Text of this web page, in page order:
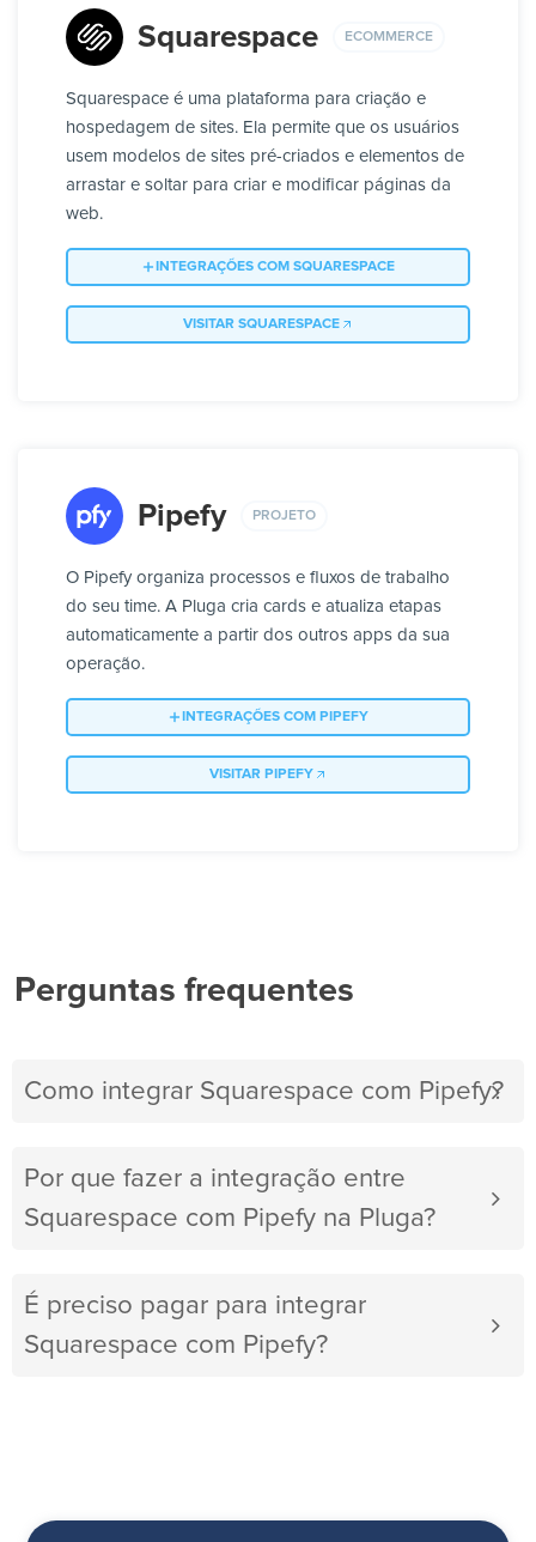
Squarespace ECOMMERCE
Squarespace é uma plataforma para criação e
hospedagem de sites. Ela permite que os usuários
usem modelos de sites pré-criados e elementos de
arrastar e soltar para criar e modificar páginas da
web.
INTEGRAÇÕES COM SQUARESPACE
VISITAR SQUARESPACE
Pipefy PROJETO
O Pipefy organiza processos e fluxos de trabalho
do seu time. A Pluga cria cards e atualiza etapas
automaticamente a partir dos outros apps da sua
operação.
INTEGRAÇÕES COM PIPEFY
VISITAR PIPEFY
Perguntas frequentes
Como integrar Squarespace com Pipefy?
Por que fazer a integração entre
Squarespace com Pipefy na Pluga?
É preciso pagar para integrar
Squarespace com Pipefy?